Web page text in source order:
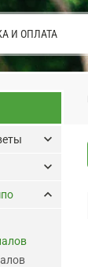
И ОПЛАТА
keyboard_arrow_down
keyboard_arrow_down
keyboard_arrow_up